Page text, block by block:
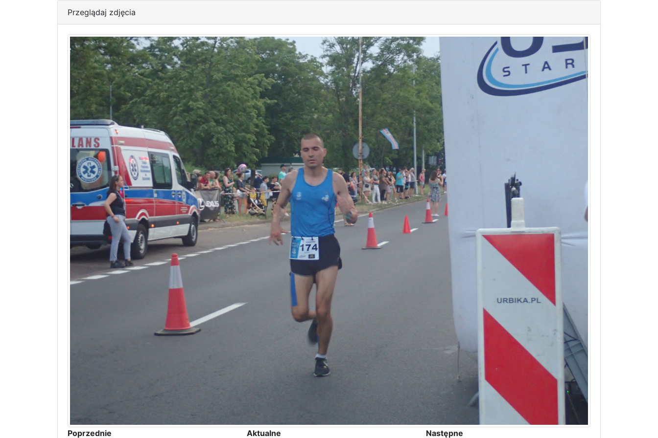
Przeglądaj zdjęcia
Poprzednie Aktualne Następne